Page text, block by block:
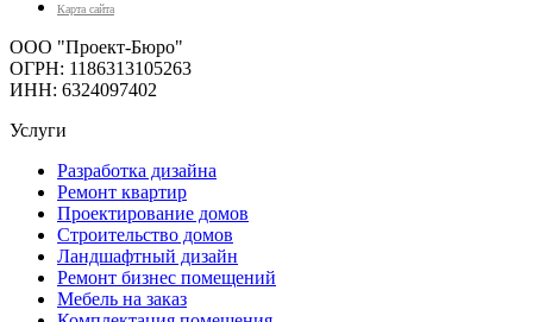
Карта сайта
ООО "Проект-Бюро"
ОГРН: 1186313105263
ИНН: 6324097402
Услуги
Разработка дизайна
Ремонт квартир
Проектирование домов
Строительство домов
Ландшафтный дизайн
Ремонт бизнес помещений
Мебель на заказ